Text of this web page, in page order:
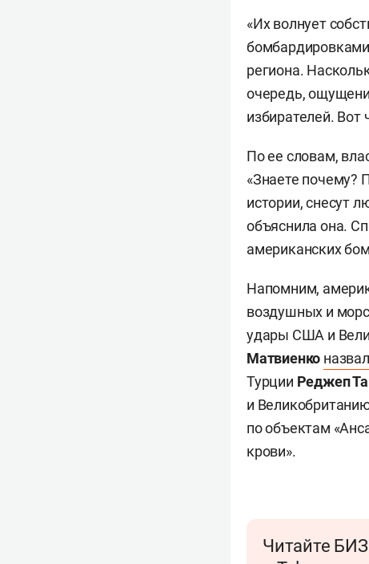
«Их волнует
бомбардировками
региона.
очередь,
избирателей. Вот
По ее словам,
«Знаете почему?
истории, снесут
объяснила она.
американских
Напомним,
воздушных и
удары США и
Матвиенко
Турции Реджеп
и
по объектам
крови».
Читайте